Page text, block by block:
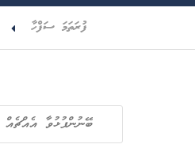
ފުރަތަމަ ސަފްހާ